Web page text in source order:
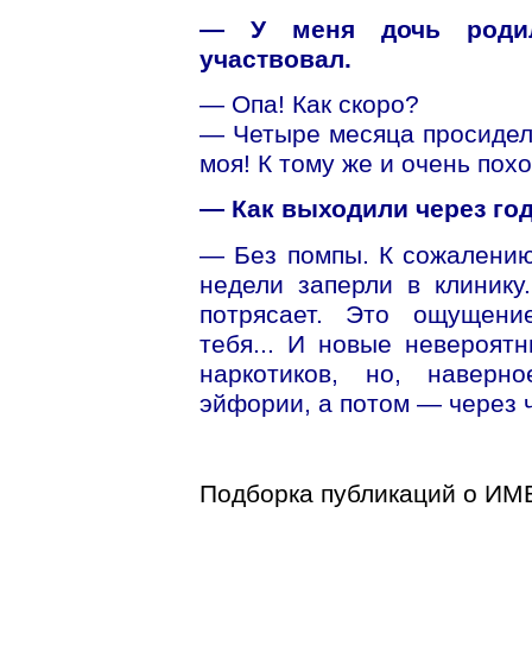
— У меня дочь
участвовал.
— Опа! Как скоро?
— Четыре месяца
моя! К тому же и очень
— Как выходили через
— Без помпы. К
недели заперли в
потрясает. Это
тебя... И новые
наркотиков, но,
эйфории, а потом — через
Подборка публикаций о